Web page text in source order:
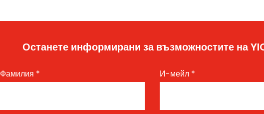
Останете информирани за възможностите на
Фамилия * И-мейл *